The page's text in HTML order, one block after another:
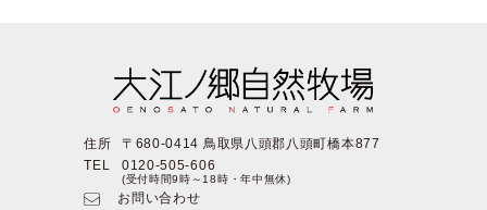
住所
〒680-0414 鳥取県八頭郡八頭町橋本877
TEL
0120-505-606
(受付時間9時～18時・年中無休)
お問い合わせ